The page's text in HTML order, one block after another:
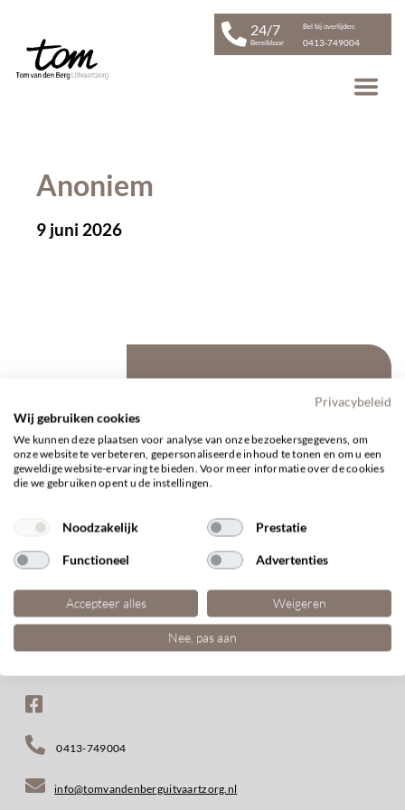
24/7
Bereikbaar
Bel bij overlijden:
0413-749004
Anoniem
9 juni 2026
BEKIJK ARTIKEL
0413-749004
info@tomvandenberguitvaartzorg.nl
Privacybeleid
Wij gebruiken cookies
We kunnen deze plaatsen voor analyse van onze bezoekersgegevens, om
onze website te verbeteren, gepersonaliseerde inhoud te tonen en om u een
geweldige website-ervaring te bieden. Voor meer informatie over de cookies
die we gebruiken opent u de instellingen.
Noodzakelijk Prestatie
Functioneel Advertenties
Accepteer alles Weigeren
Nee, pas aan